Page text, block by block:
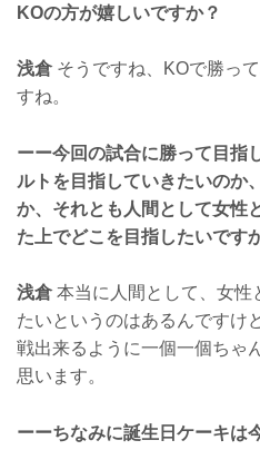
KOの方が嬉しいですか？
浅倉そうですね、KOで勝っ
すね。
ーー今回の試合に勝って目指
ルトを目指していきたいのか
か、それとも人間として女性
た上でどこを目指したいです
浅倉本当に人間として、女性
たいというのはあるんですけ
戦出来るように一個一個ちゃ
思います。
ーーちなみに誕生日ケーキは